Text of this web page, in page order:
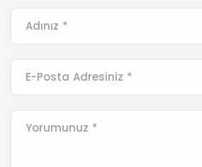
Adınız *
E-Posta Adresiniz *
Yorumunuz *